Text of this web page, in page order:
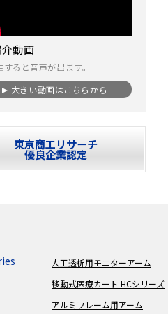
動画
ると音声が出ます。
大きい動画はこちらから
東京商工リサーチ
優良企業認定
人工透析用モニターアーム
移動式医療カート HCシリーズ
アルミフレーム用アーム